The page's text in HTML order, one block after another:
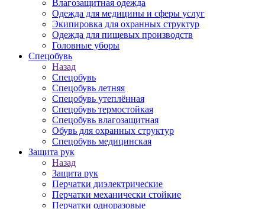
Влагозащитная одежда
Одежда для медицины и сферы услуг
Экипировка для охранных структур
Одежда для пищевых производств
Головные уборы
Спецобувь
Назад
Спецобувь
Спецобувь летняя
Спецобувь утеплённая
Спецобувь термостойкая
Спецобувь влагозащитная
Обувь для охранных структур
Спецобувь медицинская
Защита рук
Назад
Защита рук
Перчатки диэлектрические
Перчатки механически стойкие
Перчатки одноразовые